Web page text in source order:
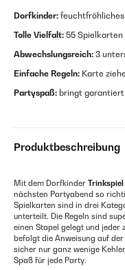
Dorfkinder:
Tolle Vielfalt: 55
Abwechslungsreich: 3
Einfache Regeln: Karte
Partyspaß: bringt garantiert
Produktbeschreibung
Mit dem Dorfkinder Trinkspiel
nächsten Partyabend so
Spielkarten sind in drei
unterteilt. Die Regeln sind
einen Stapel gelegt und jeder
befolgt die Anweisung auf
sicher nur ganz wenige
Spaß für jede Party.